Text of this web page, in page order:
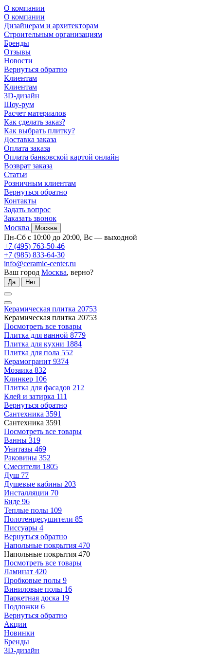
О компании
О компании
Дизайнерам и архитекторам
Строительным организациям
Бренды
Отзывы
Новости
Вернуться обратно
Клиентам
Клиентам
3D-дизайн
Шоу-рум
Расчет материалов
Как сделать заказ?
Как выбрать плитку?
Доставка заказа
Оплата заказа
Оплата банковской картой онлайн
Возврат заказа
Статьи
Розничным клиентам
Вернуться обратно
Контакты
Задать вопрос
Заказать звонок
Москва
Москва
Пн-Сб с 10:00 до 20:00, Вс — выходной
+7 (495) 763-50-46
+7 (985) 833-64-30
info@ceramic-center.ru
Ваш город Москва, верно?
Да Нет
Керамическая плитка 20753
Керамическая плитка 20753
Посмотреть все товары
Плитка для ванной 8779
Плитка для кухни 1884
Плитка для пола 552
Керамогранит 9374
Мозаика 832
Клинкер 106
Плитка для фасадов 212
Клей и затирка 111
Вернуться обратно
Сантехника 3591
Сантехника 3591
Посмотреть все товары
Ванны 319
Унитазы 469
Раковины 352
Смесители 1805
Душ 77
Душевые кабины 203
Инсталляции 70
Биде 96
Теплые полы 109
Полотенцесушители 85
Писсуары 4
Вернуться обратно
Напольные покрытия 470
Напольные покрытия 470
Посмотреть все товары
Ламинат 420
Пробковые полы 9
Виниловые полы 16
Паркетная доска 19
Подложки 6
Вернуться обратно
Акции
Новинки
Бренды
3D-дизайн